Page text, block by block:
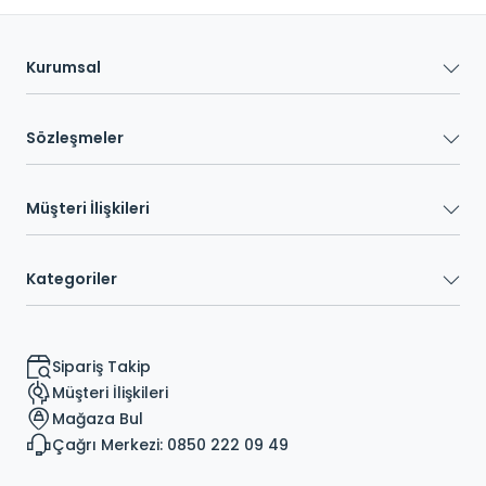
Kurumsal
Sözleşmeler
Müşteri İlişkileri
Kategoriler
Sipariş Takip
Müşteri İlişkileri
Mağaza Bul
Çağrı Merkezi: 0850 222 09 49